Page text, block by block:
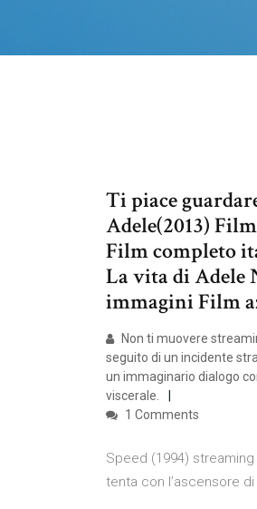
Ti piace
Adele(2013)
Film completo
La vita di Adele
immagini Film
Non ti muovere
seguito di un incidente
un immaginario dialogo
viscerale.
1 Comments
Speed (1994)
tenta con l’ascensore